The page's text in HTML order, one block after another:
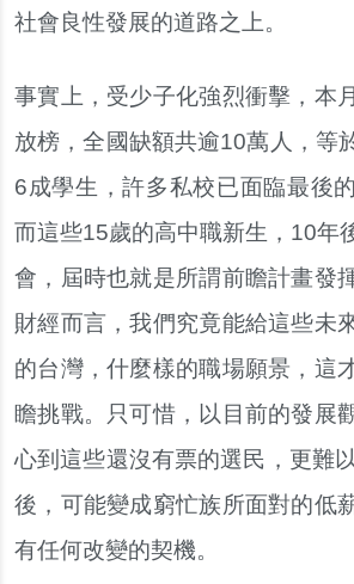
社會良性發展的道路之上。
事實上，受少子化強烈衝擊，本
放榜，全國缺額共逾10萬人，等
6成學生，許多私校已面臨最後
而這些15歲的高中職新生，10年
會，屆時也就是所謂前瞻計畫發
財經而言，我們究竟能給這些未
的台灣，什麼樣的職場願景，這
瞻挑戰。只可惜，以目前的發展
心到這些還沒有票的選民，更難
後，可能變成窮忙族所面對的低
有任何改變的契機。